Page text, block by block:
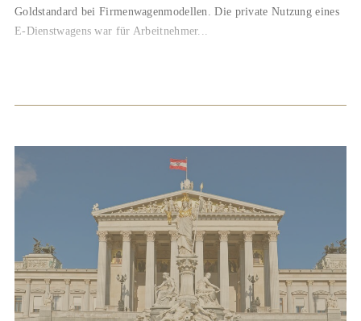
Goldstandard bei Firmenwagenmodellen. Die private Nutzung eines
E-Dienstwagens war für Arbeitnehmer...